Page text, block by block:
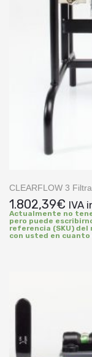
CLEARFLOW 3
1.802,39€ IVA
Actualmente no
pero puede
referencia (SKU)
con usted en